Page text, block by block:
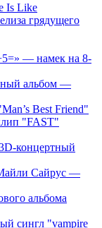
Is Like
грядущего
— намек на 8-
альбом —
Best Friend"
"FAST"
концертный
Сайрус —
альбома
сингл "vampire